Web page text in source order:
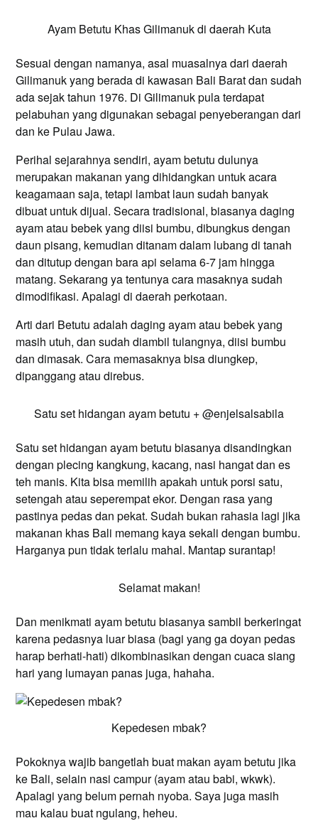
Ayam Betutu Khas Gilimanuk di daerah Kuta
Sesuai dengan namanya, asal muasalnya dari daerah
Gilimanuk yang berada di kawasan Bali Barat dan sudah
ada sejak tahun 1976. Di Gilimanuk pula terdapat
pelabuhan yang digunakan sebagai penyeberangan dari
dan ke Pulau Jawa.
Perihal sejarahnya sendiri, ayam betutu dulunya
merupakan makanan yang dihidangkan untuk acara
keagamaan saja, tetapi lambat laun sudah banyak
dibuat untuk dijual. Secara tradisional, biasanya daging
ayam atau bebek yang diisi bumbu, dibungkus dengan
daun pisang, kemudian ditanam dalam lubang di tanah
dan ditutup dengan bara api selama 6-7 jam hingga
matang. Sekarang ya tentunya cara masaknya sudah
dimodifikasi. Apalagi di daerah perkotaan.
Arti dari Betutu adalah daging ayam atau bebek yang
masih utuh, dan sudah diambil tulangnya, diisi bumbu
dan dimasak. Cara memasaknya bisa diungkep,
dipanggang atau direbus.
Satu set hidangan ayam betutu + @enjelsalsabila
Satu set hidangan ayam betutu biasanya disandingkan
dengan plecing kangkung, kacang, nasi hangat dan es
teh manis. Kita bisa memilih apakah untuk porsi satu,
setengah atau seperempat ekor. Dengan rasa yang
pastinya pedas dan pekat. Sudah bukan rahasia lagi jika
makanan khas Bali memang kaya sekali dengan bumbu.
Harganya pun tidak terlalu mahal. Mantap surantap!
Selamat makan!
Dan menikmati ayam betutu biasanya sambil berkeringat
karena pedasnya luar biasa (bagi yang ga doyan pedas
harap berhati-hati) dikombinasikan dengan cuaca siang
hari yang lumayan panas juga, hahaha.
Kepedesen mbak?
Pokoknya wajib bangetlah buat makan ayam betutu jika
ke Bali, selain nasi campur (ayam atau babi, wkwk).
Apalagi yang belum pernah nyoba. Saya juga masih
mau kalau buat ngulang, heheu.